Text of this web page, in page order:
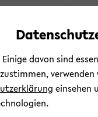
skip
main
skip
main
skip
davon sind
einsehen